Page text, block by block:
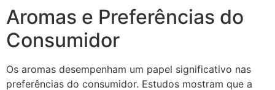
Aromas e Preferências do
Consumidor
Os aromas desempenham um papel significativo nas
preferências do consumidor. Estudos mostram que a